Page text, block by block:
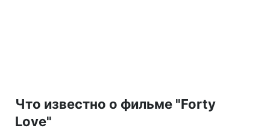
Что известно о фильме "Forty
Love"